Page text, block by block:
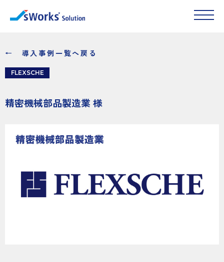
← 導入事例一覧へ戻る
FLEXSCHE
精密機械部品製造業 様